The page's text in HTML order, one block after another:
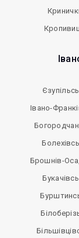
Івано-
Брошнів-